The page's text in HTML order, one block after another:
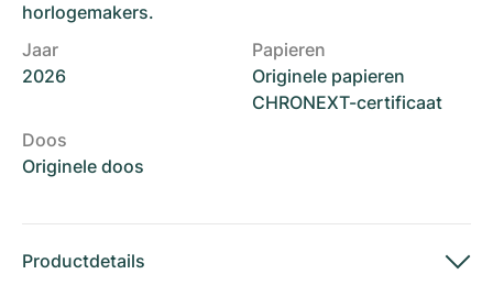
horlogemakers.
Jaar
2026
Papieren
Originele papieren
CHRONEXT-certificaat
Doos
Originele doos
Productdetails